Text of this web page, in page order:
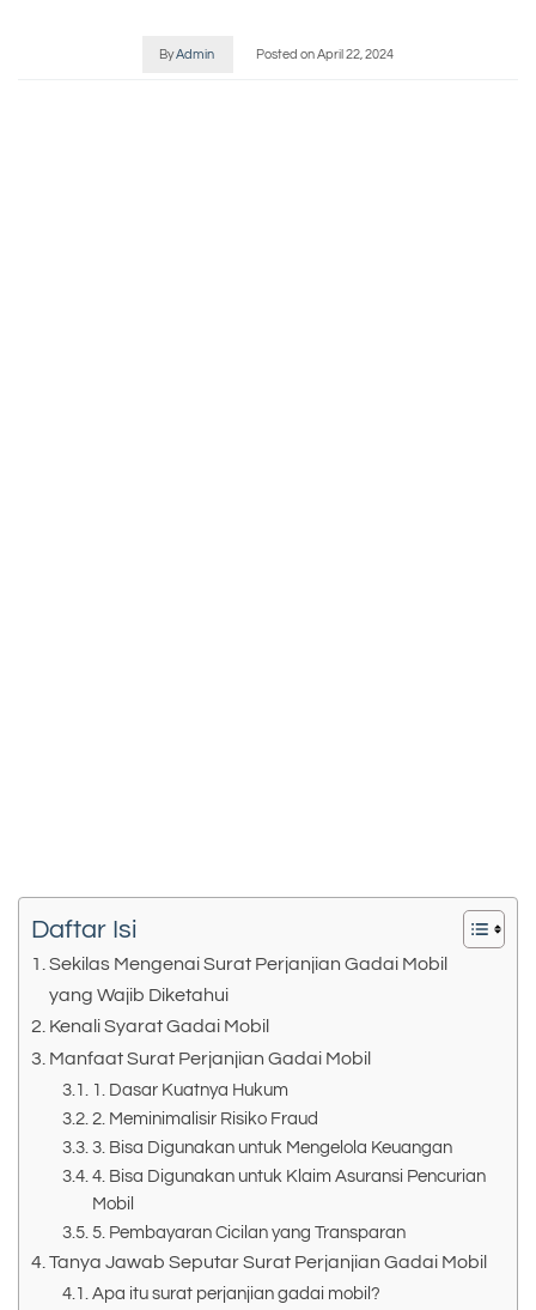
ByAdmin Posted onApril 22, 2024
Daftar Isi
Sekilas Mengenai Surat Perjanjian Gadai Mobil
yang Wajib Diketahui
Kenali Syarat Gadai Mobil
Manfaat Surat Perjanjian Gadai Mobil
1. Dasar Kuatnya Hukum
2. Meminimalisir Risiko Fraud
3. Bisa Digunakan untuk Mengelola Keuangan
4. Bisa Digunakan untuk Klaim Asuransi Pencurian
Mobil
5. Pembayaran Cicilan yang Transparan
Tanya Jawab Seputar Surat Perjanjian Gadai Mobil
Apa itu surat perjanjian gadai mobil?